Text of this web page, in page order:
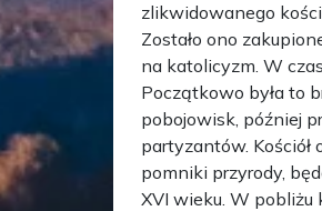
zlikwidowanego
Zostało ono
na katolicyzm. W
Początkowo była to
pobojowisk, później
partyzantów.
pomniki przyrody,
XVI wieku. W pobliżu